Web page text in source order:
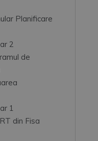
Planificare
2
de
1
din Fisa